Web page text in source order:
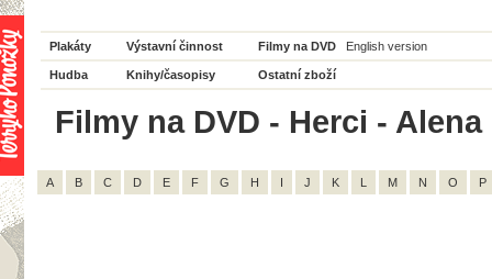
Plakáty Výstavní činnost Filmy na DVD English version
Hudba Knihy/časopisy Ostatní zboží
Filmy na DVD - Herci -
A B C D E F G H I J K L M N O P